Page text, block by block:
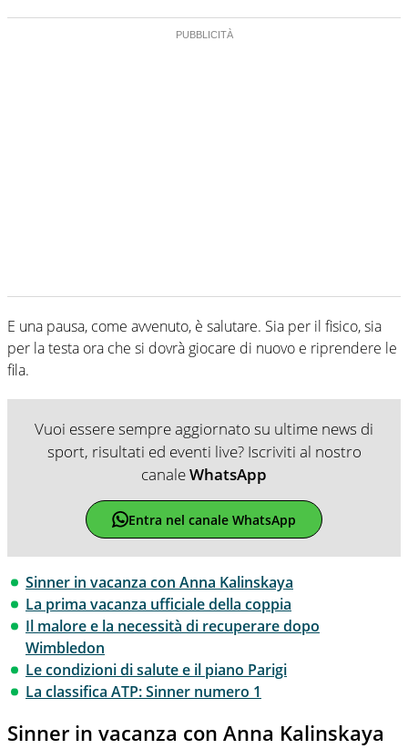
E una pausa, come avvenuto, è salutare. Sia per il fisico, sia
per la testa ora che si dovrà giocare di nuovo e riprendere le
fila.
Vuoi essere sempre aggiornato su ultime news di
sport, risultati ed eventi live? Iscriviti al nostro
canaleWhatsApp
Entra nel canale WhatsApp
Sinner in vacanza con Anna Kalinskaya
La prima vacanza ufficiale della coppia
Il malore e la necessità di recuperare dopo
Wimbledon
Le condizioni di salute e il piano Parigi
La classifica ATP: Sinner numero 1
Sinner in vacanza con Anna Kalinskaya